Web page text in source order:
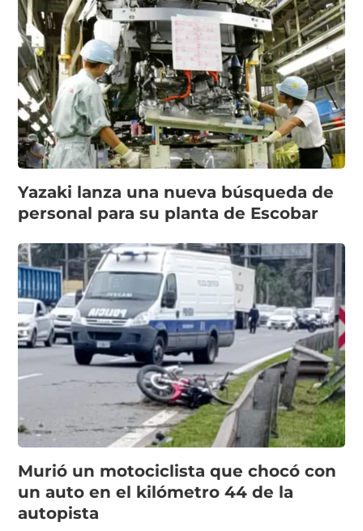
Yazaki lanza una nueva búsqueda de
personal para su planta de Escobar
Murió un motociclista que chocó con
un auto en el kilómetro 44 de la
autopista